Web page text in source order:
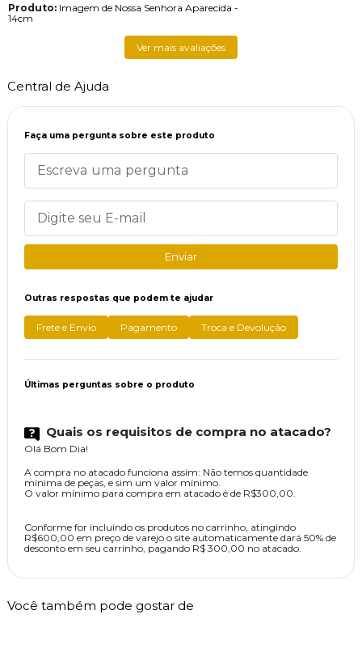
Produto:Imagem de Nossa Senhora Aparecida -
14cm
Ver mais avaliações
Central de Ajuda
Faça uma pergunta sobre este produto
Enviar
Outras respostas que podem te ajudar
Frete e Envio Pagamento Troca e Devolução
Últimas perguntas sobre o produto
Quais os requisitos de compra no atacado?
Olá Bom Dia!
A compra no atacado funciona assim: Não temos quantidade
mínima de peças, e sim um valor mínimo.
O valor mínimo para compra em atacado é de R$300,00.
Conforme for incluindo os produtos no carrinho, atingindo
R$600,00 em preço de varejo o site automaticamente dará 50% de
desconto em seu carrinho, pagando R$ 300,00 no atacado.
Você também pode gostar de